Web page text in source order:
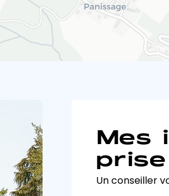
Mes
Un conseiller